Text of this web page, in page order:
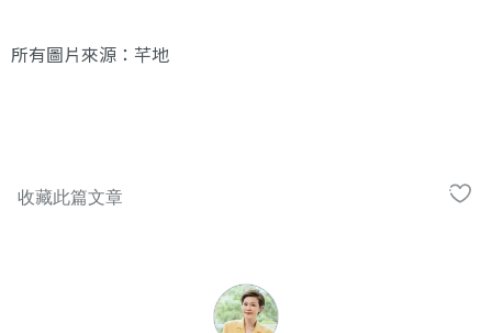
所有圖片來源：芊地